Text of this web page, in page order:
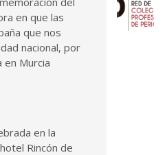
en que las
que nos
nacional, por
en Murcia
en la
Rincón de